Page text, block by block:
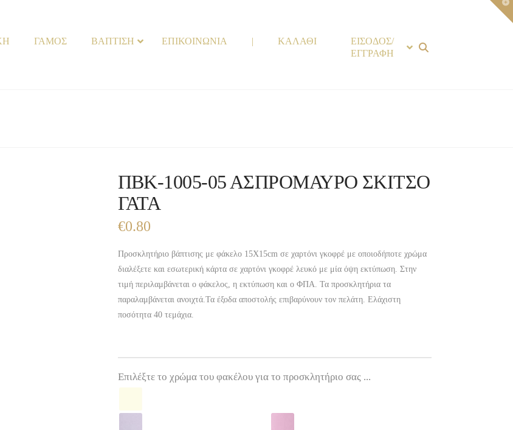
ΓΑΜΟΣ ΒΑΠΤΙΣΗ ΕΠΙΚΟΙΝΩΝΙΑ | ΚΑΛΑΘΙ
ΕΙΣΟΔΟΣ/
ΕΓΓΡΑΦΗ
ΠΒΚ-1005-05 ΑΣΠΡΟΜΑΥΡΟ ΣΚΙΤΣΟ
ΓΑΤΑ
€0.80
Προσκλητήριο βάπτισης με φάκελο 15X15cm σε χαρτόνι γκοφρέ με οποιοδήποτε χρώμα
διαλέξετε και εσωτερική κάρτα σε χαρτόνι γκοφρέ λευκό με μία όψη εκτύπωση. Στην
τιμή περιλαμβάνεται ο φάκελος, η εκτύπωση και ο ΦΠΑ. Τα προσκλητήρια τα
παραλαμβάνεται ανοιχτά.Τα έξοδα αποστολής επιβαρύνουν τον πελάτη. Ελάχιστη
ποσότητα 40 τεμάχια.
Επιλέξτε το χρώμα του φακέλου για το προσκλητήριο σας ...